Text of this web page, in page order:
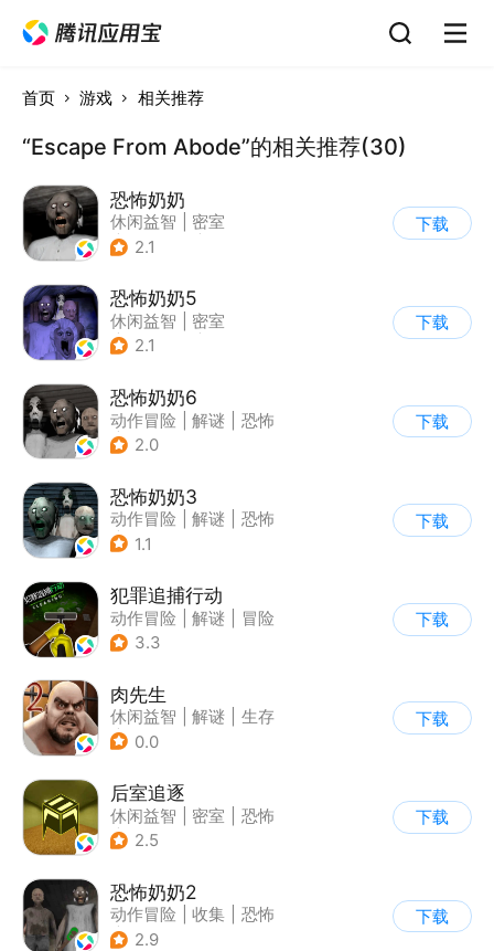
首页 游戏 相关推荐
“Escape From Abode”的相关推荐(30)
恐怖奶奶
休闲益智
密室
| 恐怖奶奶
2.1
下载
恐怖奶奶5
休闲益智
密室
| 恐怖奶奶
2.1
下载
恐怖奶奶6
动作冒险 解谜
恐怖
| 恐怖奶奶
2.0
下载
恐怖奶奶3
动作冒险 解谜
恐怖
| 恐怖奶奶
1.1
下载
犯罪追捕行动
动作冒险 解谜
冒险
| 暗黑
3.3
下载
肉先生
休闲益智 解谜
生存
| 卡通
0.0
下载
后室追逐
休闲益智 密室
恐怖
| 卡通
2.5
下载
恐怖奶奶2
动作冒险 收集
恐怖
| 恐怖奶奶
2.9
下载